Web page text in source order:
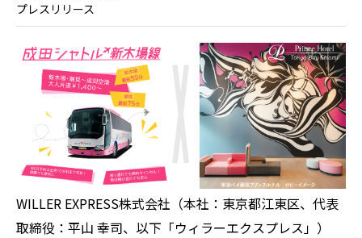
プレスリリース
WILLER EXPRESS株式会社（本社：東京都江東区、代表
取締役：平山 幸司、以下「ウィラーエクスプレス」）